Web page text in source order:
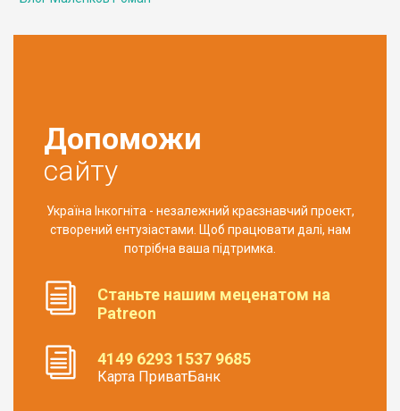
Допоможи
сайту
Україна Інкогніта - незалежний краєзнавчий проект,
створений ентузіастами. Щоб працювати далі, нам
потрібна ваша підтримка.
Станьте нашим меценатом на
Patreon
4149 6293 1537 9685
Карта ПриватБанк